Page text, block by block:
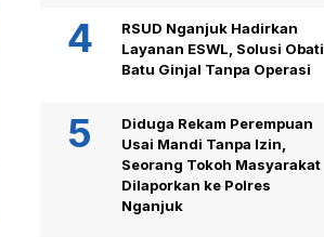
RSUD Nganjuk Hadirkan
Layanan ESWL, Solusi Obati
Batu Ginjal Tanpa Operasi
Diduga Rekam Perempuan
Usai Mandi Tanpa Izin,
Seorang Tokoh Masyarakat
Dilaporkan ke Polres
Nganjuk